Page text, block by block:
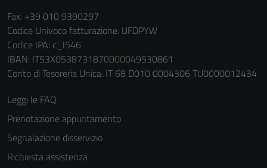
Fax: +39 010 9390297
Codice Univoco fatturazione: UFDPYW
Codice IPA: c_l546
IBAN: IT53X0538731870000049530861
Conto di Tesoreria Unica: IT 68 D010 0004306 TU0000012434
Leggi le FAQ
Prenotazione appuntamento
Segnalazione disservizio
Richiesta assistenza